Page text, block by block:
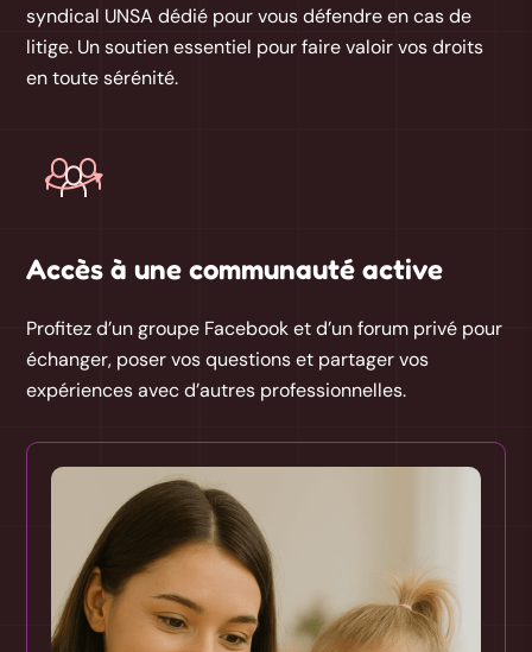
syndical UNSA dédié pour vous défendre en cas de
litige. Un soutien essentiel pour faire valoir vos droits
en toute sérénité.
Accès à une communauté active
Profitez d’un groupe Facebook et d’un forum privé pour
échanger, poser vos questions et partager vos
expériences avec d’autres professionnelles.